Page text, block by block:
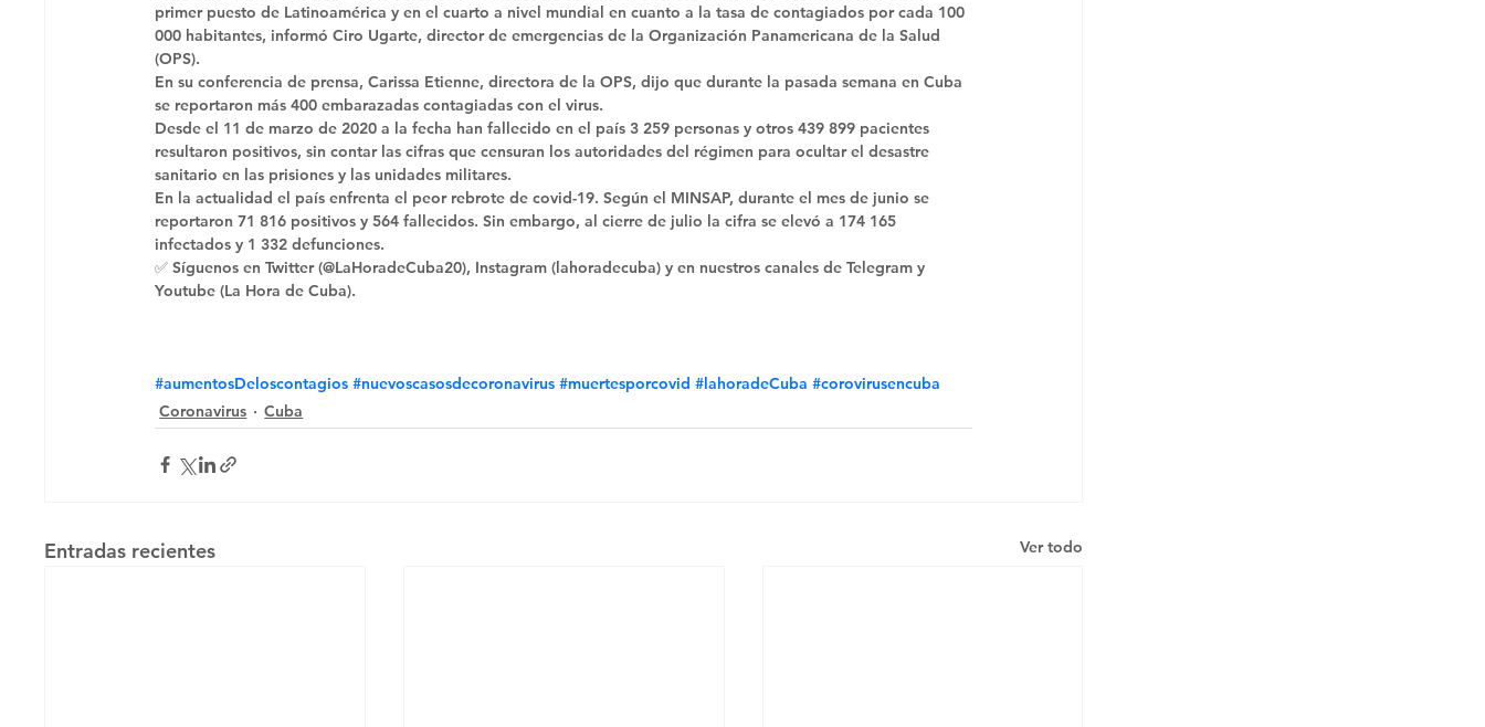
primer puesto de Latinoamérica y en el cuarto a nivel mundial en cuanto a la tasa de contagiados por cada 100
000 habitantes, informó Ciro Ugarte, director de emergencias de la Organización Panamericana de la Salud
(OPS).
En su conferencia de prensa, Carissa Etienne, directora de la OPS, dijo que durante la pasada semana en Cuba
se reportaron más 400 embarazadas contagiadas con el virus.
Desde el 11 de marzo de 2020 a la fecha han fallecido en el país 3 259 personas y otros 439 899 pacientes
resultaron positivos, sin contar las cifras que censuran los autoridades del régimen para ocultar el desastre
sanitario en las prisiones y las unidades militares.
En la actualidad el país enfrenta el peor rebrote de covid-19. Según el MINSAP, durante el mes de junio se
reportaron 71 816 positivos y 564 fallecidos. Sin embargo, al cierre de julio la cifra se elevó a 174 165
infectados y 1 332 defunciones.
✅ Síguenos en Twitter (@LaHoradeCuba20), Instagram (lahoradecuba) y en nuestros canales de Telegram y
Youtube (La Hora de Cuba).
#aumentosDeloscontagios #nuevoscasosdecoronavirus #muertesporcovid #lahoradeCuba #corovirusencuba
Coronavirus
Cuba
Entradas recientes Ver todo